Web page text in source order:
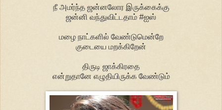
நீ அமர்ந்த ஜன்னலோர இருக்கைக்கு
ஜன்னி வந்துவிட்டதாம் #ஐஸ்
மழை நாட்களில் வேண்டுமென்றே
குடையை மறக்கிறேன்
திருடி ஜாக்கிரதை
என்றுதானே எழுதியிருக்க வேண்டும்